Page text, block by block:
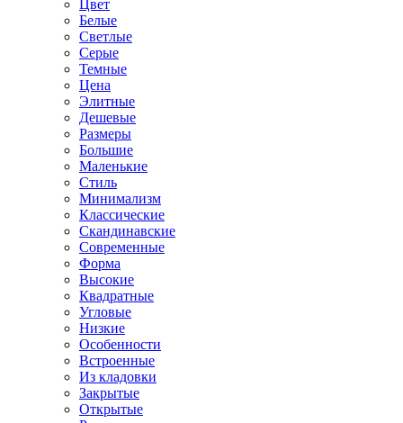
Цвет
Белые
Светлые
Серые
Темные
Цена
Элитные
Дешевые
Размеры
Большие
Маленькие
Стиль
Минимализм
Классические
Скандинавские
Современные
Форма
Высокие
Квадратные
Угловые
Низкие
Особенности
Встроенные
Из кладовки
Закрытые
Открытые